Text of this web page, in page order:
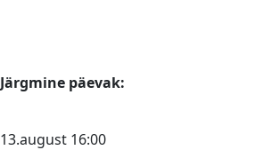
Järgmine päevak:
13.august 16:00